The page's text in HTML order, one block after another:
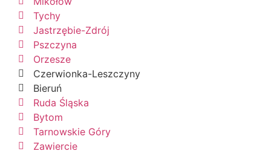
Tychy
Jastrzębie-Zdrój
Pszczyna
Orzesze
Czerwionka-Leszczyny
Bieruń
Ruda Śląska
Bytom
Tarnowskie Góry
Zawiercie